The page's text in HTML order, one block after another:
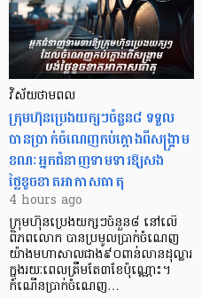
វិស័យថាមពល
ក្រុមហ៊ុនប្រេងយក្សៗចំនួន៨ ទទួល
បានប្រាក់ចំណេញកប់ក្តោងពីសង្គ្រាម
ខណៈអ្នកជំនាញទាមទារឱ្យសង
ថ្លៃខូចខាតអាកាសធាតុ
4 hours ago
ក្រុមហ៊ុនប្រេងយក្សៗចំនួន៨ នៅលើ
ពិភពលោក បានប្រមូលប្រាក់ចំណេញ
យ៉ាងមហាសាលជាង៩០ពាន់លានដុល្លារ
ក្នុងរយៈពេលត្រឹមតែ៣ខែប៉ុណ្ណោះ។
កំណើនប្រាក់ចំណេញ…